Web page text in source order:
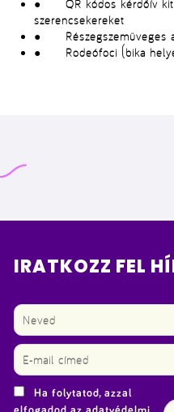
● QR kódos kérdőív
szerencsekereket
● Részegszemüveges
● Rodeófoci (bika
IRATKOZZ FEL
Ha folytatod, azzal